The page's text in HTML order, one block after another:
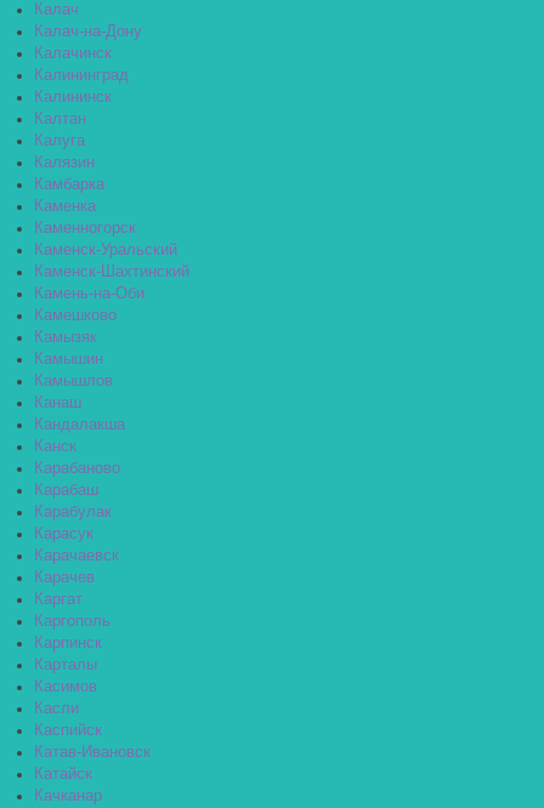
Калач
Калач-на-Дону
Калачинск
Калининград
Калининск
Калтан
Калуга
Калязин
Камбарка
Каменка
Каменногорск
Каменск-Уральский
Каменск-Шахтинский
Камень-на-Оби
Камешково
Камызяк
Камышин
Камышлов
Канаш
Кандалакша
Канск
Карабаново
Карабаш
Карабулак
Карасук
Карачаевск
Карачев
Каргат
Каргополь
Карпинск
Карталы
Касимов
Касли
Каспийск
Катав-Ивановск
Катайск
Качканар